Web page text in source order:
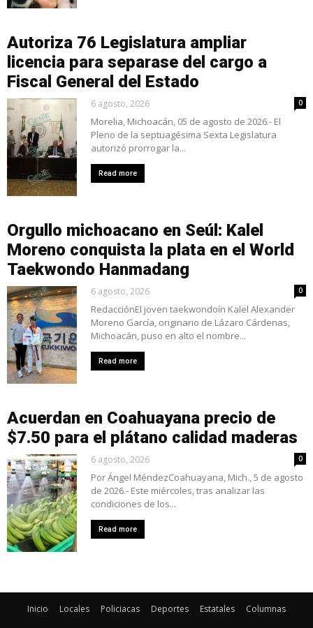
Autoriza 76 Legislatura ampliar
licencia para separase del cargo a
Fiscal General del Estado
6 agosto, 2026 0
Morelia, Michoacán, 05 de agosto de 2026.- El
Pleno de la septuagésima Sexta Legislatura
autorizó prorrogar la...
Read more
Orgullo michoacano en Seúl: Kalel
Moreno conquista la plata en el World
Taekwondo Hanmadang
6 agosto, 2026 0
RedacciónEl joven taekwondoín Kalel Alexander
Moreno García, originario de Lázaro Cárdenas,
Michoacán, puso en alto el nombre...
Read more
Acuerdan en Coahuayana precio de
$7.50 para el plátano calidad maderas
6 agosto, 2026 0
Por Ángel MéndezCoahuayana, Mich., 5 de agosto
de 2026.- Este miércoles, tras analizar las
condiciones de los...
Read more
Inicio Locales Policiacas Deportes Estatales Columnas